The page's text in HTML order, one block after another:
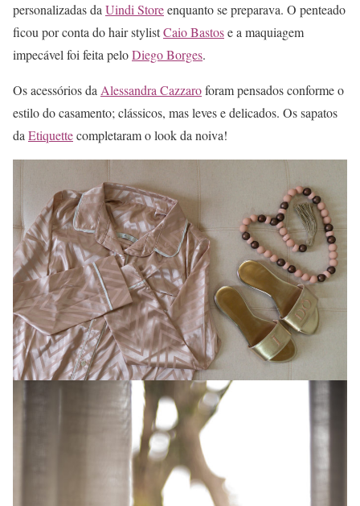
personalizadas da Uindi Storeenquanto se preparava. O penteado
ficou por conta do hair stylistCaio Bastose a maquiagem
impecável foi feita peloDiego Borges.
Os acessórios da Alessandra Cazzaroforam pensados conforme o
estilo do casamento; clássicos, mas leves e delicados. Os sapatos
da Etiquettecompletaram o look da noiva!